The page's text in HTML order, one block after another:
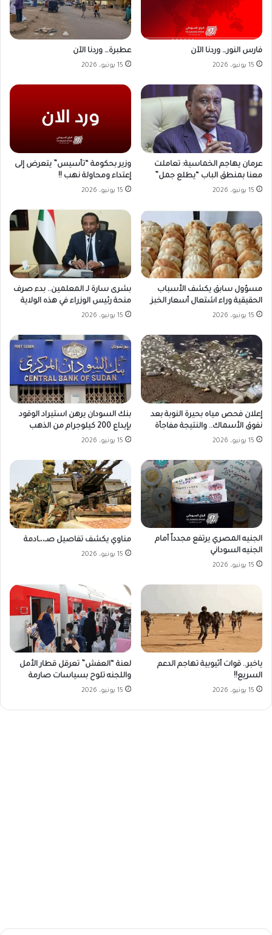
فارس النور… وردنا الآن
15 يونيو، 2026
عطبرة… وردنا الآن
15 يونيو، 2026
عرمان يهاجم الخماسية: تعاملت
معنا بمنطق الباب “يطلع جمل”
15 يونيو، 2026
وزير بحكومة “تأسيس” يتعرض إلى
إعتداء ومحاولة نهب !!
15 يونيو، 2026
مسؤول سابق يكشف الأسباب
الحقيقية وراء اشتعال أسعار الخبز
15 يونيو، 2026
بشرى سارة لـ المعلمين.. بدء صرف
منحة رئيس الوزراء في هذه الولاية
15 يونيو، 2026
إعلان فحص مياه بحيرة النوبة بعد
نفوق الأسماك.. والنتيجة مفاجأة
15 يونيو، 2026
بنك السودان يرهن استيراد الوقود
بإيداع 200 كيلوجرام من الذهب
15 يونيو، 2026
الجنيه المصري يرتفع مجدداً أمام
الجنيه السوداني
15 يونيو، 2026
مناوي يكشف تفاصيل صـ،،ـادمة
15 يونيو، 2026
ياخبر.. قوات أثيوبية تهاجم الدعم
السريع!!
15 يونيو، 2026
لعنة “العفش” تعرقل قطار الأمل
واللجنه تلوح بسياسات صارمة
15 يونيو، 2026